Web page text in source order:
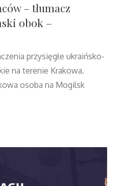
– tłumacz
obok –
przysięgłe ukraińsko-
na terenie Krakowa.
osoba na Mogilsk